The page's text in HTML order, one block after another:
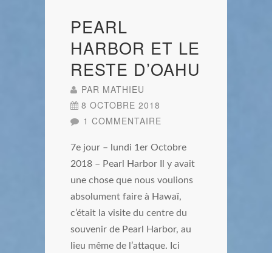
PEARL
HARBOR ET LE
RESTE D’OAHU
PAR MATHIEU
8 OCTOBRE 2018
1 COMMENTAIRE
7e jour – lundi 1er Octobre
2018 – Pearl Harbor Il y avait
une chose que nous voulions
absolument faire à Hawaï,
c’était la visite du centre du
souvenir de Pearl Harbor, au
lieu même de l’attaque. Ici